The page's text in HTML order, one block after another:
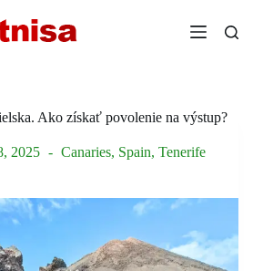
Ako získať povolenie na výstup?
2025 Canaries, Spain, Tenerife